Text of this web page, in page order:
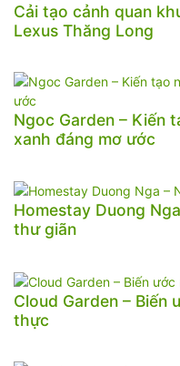
Cải tạo cảnh quan
Lexus Thăng Long
Ngoc Garden – Kiến
xanh đáng mơ ước
Homestay Duong
thư giãn
Cloud Garden – Biến
thực